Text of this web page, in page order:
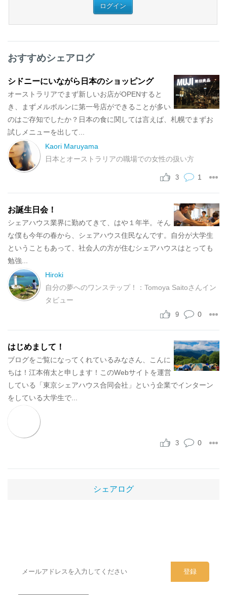
ログイン
おすすめシェアログ
シドニーにいながら日本のショッピング
オーストラリアでまず新しいお店がOPENすると
き、まずメルボルンに第一号店ができることが多い
のはご存知でしたか？日本の食に関しては言えば、札幌でまずお
試しメニューを出して...
Kaori Maruyama
日本とオーストラリアの職場での女性の扱い方
1
3
お誕生日会！
シェアハウス業界に勤めてきて、はや１年半。そん
な僕も今年の春から、シェアハウス住民なんです。自分が大学生
ということもあって、社会人の方が住むシェアハウスはとっても
勉強...
Hiroki
自分の夢へのワンステップ！：Tomoya Saitoさんイン
タビュー
0
9
はじめまして！
ブログをご覧になってくれているみなさん、こんに
ちは！江本侑太と申します！このWebサイトを運営
している「東京シェアハウス合同会社」という企業でインターン
をしている大学生で...
0
3
シェアログ